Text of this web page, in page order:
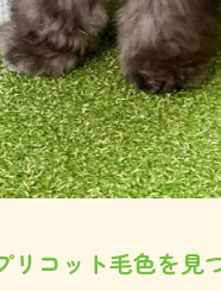
リコット毛色を見